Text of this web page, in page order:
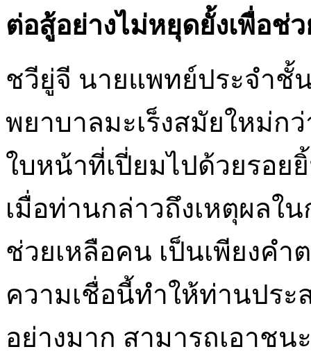
ต่อสู้อย่างไม่หยุดยั้งเพื่อช่
ชวียู่จี นายแพทย์ประจำชั้
พยาบาลมะเร็งสมัยใหม่ก
ใบหน้าที่เปี่ยมไปด้วยรอ
เมื่อท่านกล่าวถึงเหตุผลใ
ช่วยเหลือคน เป็นเพียงคำ
ความเชื่อนี้ทำให้ท่านประ
อย่างมาก สามารถเอาช